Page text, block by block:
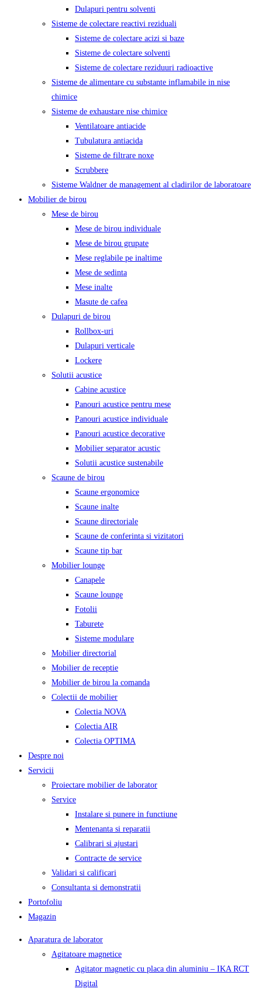
Dulapuri pentru solventi
Sisteme de colectare reactivi reziduali
Sisteme de colectare acizi si baze
Sisteme de colectare solventi
Sisteme de colectare reziduuri radioactive
Sisteme de alimentare cu substante inflamabile in nise
chimice
Sisteme de exhaustare nise chimice
Ventilatoare antiacide
Tubulatura antiacida
Sisteme de filtrare noxe
Scrubbere
Sisteme Waldner de management al cladirilor de laboratoare
Mobilier de birou
Mese de birou
Mese de birou individuale
Mese de birou grupate
Mese reglabile pe inaltime
Mese de sedinta
Mese inalte
Masute de cafea
Dulapuri de birou
Rollbox-uri
Dulapuri verticale
Lockere
Solutii acustice
Cabine acustice
Panouri acustice pentru mese
Panouri acustice individuale
Panouri acustice decorative
Mobilier separator acustic
Solutii acustice sustenabile
Scaune de birou
Scaune ergonomice
Scaune inalte
Scaune directoriale
Scaune de conferinta si vizitatori
Scaune tip bar
Mobilier lounge
Canapele
Scaune lounge
Fotolii
Taburete
Sisteme modulare
Mobilier directorial
Mobilier de receptie
Mobilier de birou la comanda
Colectii de mobilier
Colectia NOVA
Colectia AIR
Colectia OPTIMA
Despre noi
Servicii
Proiectare mobilier de laborator
Service
Instalare si punere in functiune
Mentenanta si reparatii
Calibrari si ajustari
Contracte de service
Validari si calificari
Consultanta si demonstratii
Portofoliu
Magazin
Aparatura de laborator
Agitatoare magnetice
Agitator magnetic cu placa din aluminiu – IKA RCT
Digital